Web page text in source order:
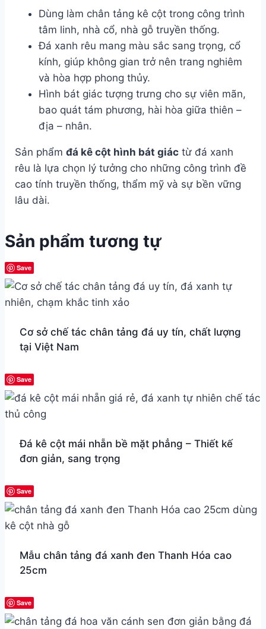
Dùng làm chân tảng kê cột trong công trình
tâm linh, nhà cổ, nhà gỗ truyền thống.
Đá xanh rêu mang màu sắc sang trọng, cổ
kính, giúp không gian trở nên trang nghiêm
và hòa hợp phong thủy.
Hình bát giác tượng trưng cho sự viên mãn,
bao quát tám phương, hài hòa giữa thiên –
địa – nhân.
Sản phẩm đá kê cột hình bát giác từ đá xanh
rêu là lựa chọn lý tưởng cho những công trình đề
cao tính truyền thống, thẩm mỹ và sự bền vững
lâu dài.
Sản phẩm tương tự
Save
Cơ sở chế tác chân tảng đá uy tín, chất lượng
tại Việt Nam
Save
Đá kê cột mái nhẵn bề mặt phẳng – Thiết kế
đơn giản, sang trọng
Save
Mẫu chân tảng đá xanh đen Thanh Hóa cao
25cm
Save